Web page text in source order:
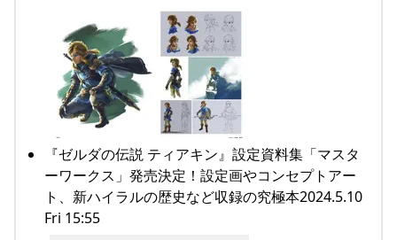
『ゼルダの伝説 ティアキン』設定資料集「マスタ
ーワークス」発売決定！設定画やコンセプトアー
ト、新ハイラルの歴史など収録の究極本2024.5.10
Fri 15:55